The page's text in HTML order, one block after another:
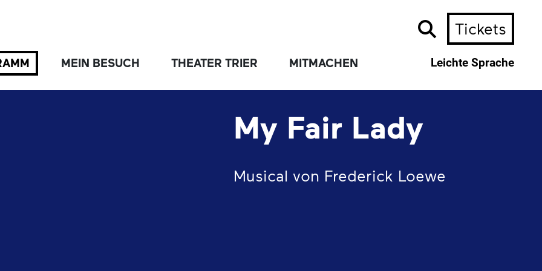
MEIN BESUCH THEATER TRIER MITMACHEN
Tickets
Leichte Sprache
My Fair Lady
Musical von Frederick Loewe